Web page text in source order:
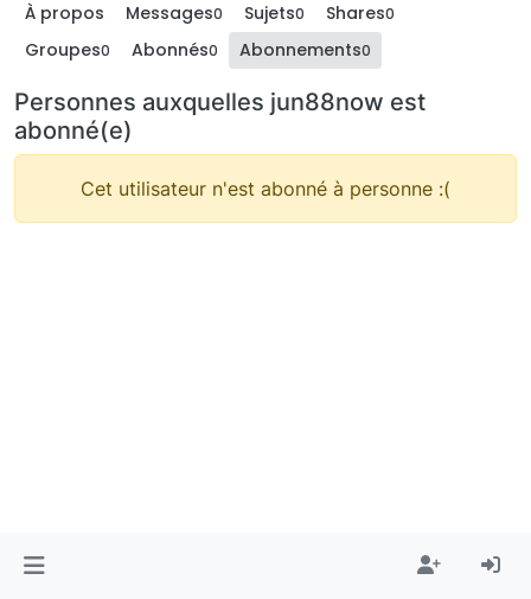
À propos Messages0 Sujets0 Shares0
Groupes0 Abonnés0 Abonnements0
Personnes auxquelles jun88now est
abonné(e)
Cet utilisateur n'est abonné à personne :(